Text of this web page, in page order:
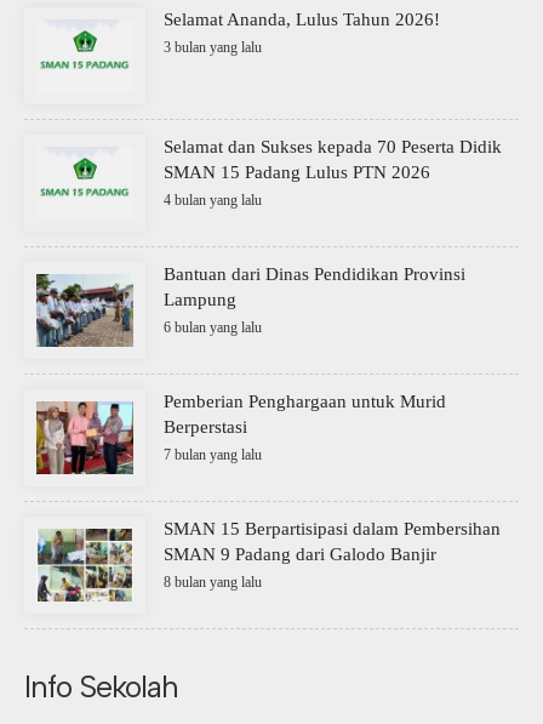
Selamat Ananda, Lulus Tahun 2026!
3 bulan yang lalu
Selamat dan Sukses kepada 70 Peserta Didik
SMAN 15 Padang Lulus PTN 2026
4 bulan yang lalu
Bantuan dari Dinas Pendidikan Provinsi
Lampung
6 bulan yang lalu
Pemberian Penghargaan untuk Murid
Berperstasi
7 bulan yang lalu
SMAN 15 Berpartisipasi dalam Pembersihan
SMAN 9 Padang dari Galodo Banjir
8 bulan yang lalu
Info Sekolah